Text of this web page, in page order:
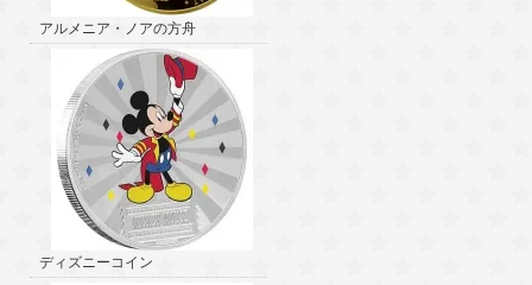
アルメニア・ノアの方舟
ディズニーコイン